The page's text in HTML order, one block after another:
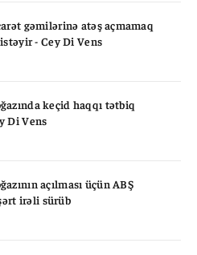
gəmilərinə atəş açmamaq
- Cey Di Vens
keçid haqqı tətbiq
Di Vens
açılması üçün ABŞ
irəli sürüb